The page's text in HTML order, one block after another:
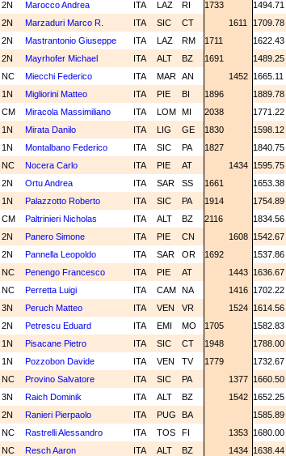
2N Marocco Andrea ITA LAZ RI 1733 1494.71
2N Marzaduri Marco R. ITA SIC CT 1611 1709.78
2N Mastrantonio Giuseppe ITA LAZ RM 1711 1622.43
2N Mayrhofer Michael ITA ALT BZ 1691 1489.25
NC Miecchi Federico ITA MAR AN 1452 1665.11
1N Migliorini Matteo ITA PIE BI 1896 1889.78
CM Miracola Massimiliano ITA LOM MI 2038 1771.22
1N Mirata Danilo ITA LIG GE 1830 1598.12
1N Montalbano Federico ITA SIC PA 1827 1840.75
NC Nocera Carlo ITA PIE AT 1434 1595.75
2N Ortu Andrea ITA SAR SS 1661 1653.38
1N Palazzotto Roberto ITA SIC PA 1914 1754.89
CM Paltrinieri Nicholas ITA ALT BZ 2116 1834.56
2N Panero Simone ITA PIE CN 1608 1542.67
2N Pannella Leopoldo ITA SAR OR 1692 1537.86
NC Penengo Francesco ITA PIE AT 1443 1636.67
NC Perretta Luigi ITA CAM NA 1416 1702.22
3N Peruch Matteo ITA VEN VR 1524 1614.56
2N Petrescu Eduard ITA EMI MO 1705 1582.83
1N Pisacane Pietro ITA SIC CT 1948 1788.00
1N Pozzobon Davide ITA VEN TV 1779 1732.67
NC Provino Salvatore ITA SIC PA 1377 1660.50
3N Raich Dominik ITA ALT BZ 1542 1652.25
2N Ranieri Pierpaolo ITA PUG BA 1585.89
NC Rastrelli Alessandro ITA TOS FI 1353 1680.00
NC Resch Aaron ITA ALT BZ 1434 1638.44